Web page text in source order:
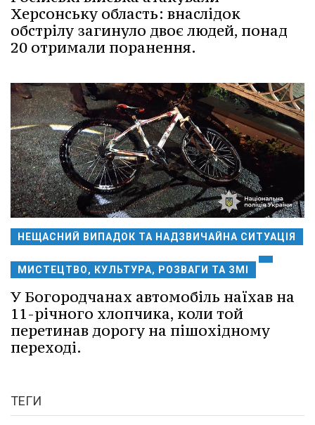
Херсонську область: внаслідок
обстрілу загинуло двоє людей, понад
20 отримали поранення.
НЕЩАСНИЙ ВИПАДОК ТА НАДЗВИЧАЙНА СИТУАЦІЯ
МИСТЕЦТВО, КУЛЬТУРА, РОЗВАГИ ТА ЗМІ
У Богородчанах автомобіль наїхав на
11-річного хлопчика, коли той
перетинав дорогу на пішохідному
переході.
ТЕГИ